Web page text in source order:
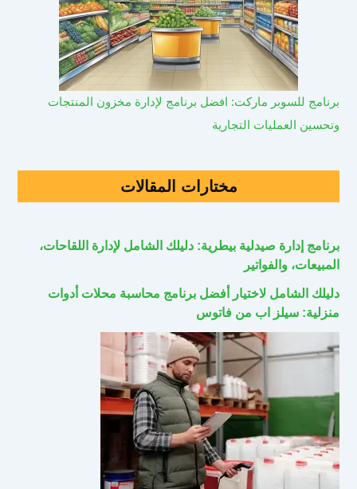
برنامج للسوبر ماركت: افضل برنامج لإدارة مخزون المنتجات
وتحسين العمليات التجارية
مختارات المقالات
برنامج إدارة صيدلية بيطرية: دليلك الشامل لإدارة اللقاحات،
المبيعات، والفواتير
دليلك الشامل لاختيار أفضل برنامج محاسبة محلات أدوات
منزلية: سيلز اب من فاتوس